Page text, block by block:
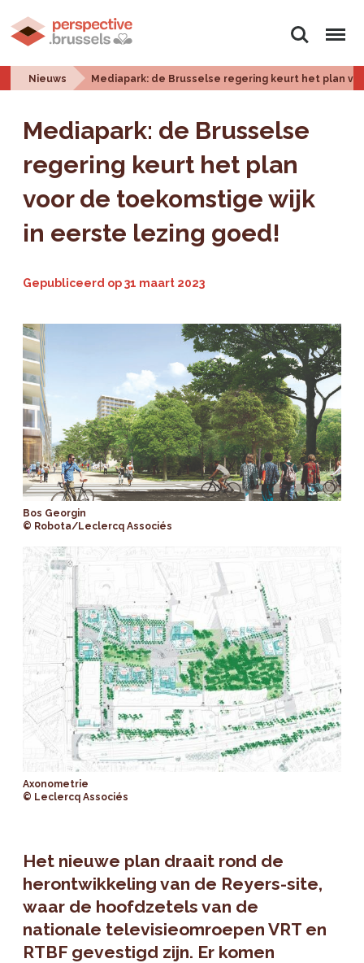
Zoeken Menu
Nieuws Mediapark: de Brusselse regering keurt het plan
Mediapark: de Brusselse
regering keurt het plan
voor de toekomstige wijk
in eerste lezing goed!
Gepubliceerd op31 maart 2023
Bos Georgin
© Robota/Leclercq Associés
Axonometrie
© Leclercq Associés
Het nieuwe plan draait rond de
herontwikkeling van de Reyers-site,
waar de hoofdzetels van de
nationale televisieomroepen VRT en
RTBF gevestigd zijn. Er komen